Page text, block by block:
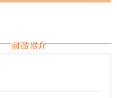
商品紹介